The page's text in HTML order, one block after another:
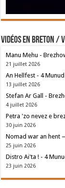
Vidéos en breton /
Manu Mehu -
21 juillet 2026
An Hellfest - 4
13 juillet 2026
Stefan Ar Gall -
4 juillet 2026
Petra 'zo nevez e
30 juin 2026
Nomad war an hent
25 juin 2026
Distro Ai'ta ! - 4
23 juin 2026